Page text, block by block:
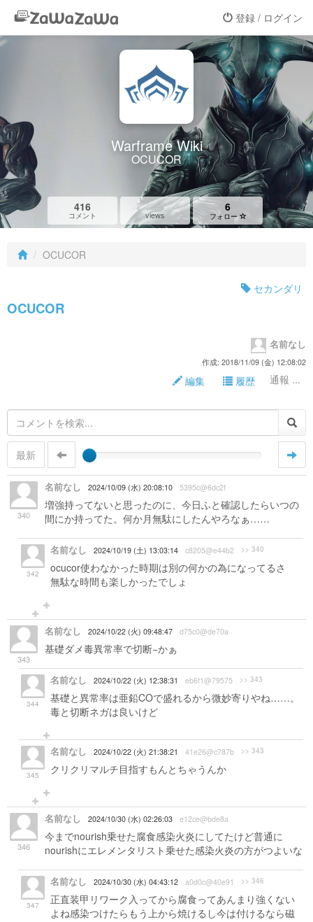
登録 / ログイン
Warframe Wiki
OCUCOR
416
コメント views
6
フォロー
OCUCOR
セカンダリ
OCUCOR
名前なし
作成: 2018/11/09 (金) 12:08:02
編集 履歴 通報 ...
最新
340
名前なし 2024/10/09 (水) 20:08:10 5395c@6dc2f
増強持ってないと思ったのに、今日ふと確認したらいつの
間にか持ってた。何か月無駄にしたんやろなぁ……
342
名前なし 2024/10/19 (土) 13:03:14 c8205@e44b2 >> 340
ocucor使わなかった時期は別の何かの為になってるさ
無駄な時間も楽しかったでしょ
343
名前なし 2024/10/22 (火) 09:48:47 d75c0@de70a
基礎ダメ毒異常率で切断−かぁ
344
名前なし 2024/10/22 (火) 12:38:31 eb6f1@79575 >> 343
基礎と異常率は亜鉛COで盛れるから微妙寄りやね……。
毒と切断ネガは良いけど
345
名前なし 2024/10/22 (火) 21:38:21 41e26@c787b >> 343
クリクリマルチ目指すもんとちゃうんか
346
名前なし 2024/10/30 (水) 02:26:03 e12ce@bde8a
今までnourish乗せた腐食感染火炎にしてたけど普通に
nourishにエレメンタリスト乗せた感染火炎の方がつよいな
347
名前なし 2024/10/30 (水) 04:43:12 a0d0c@40e91 >> 346
正直装甲リワーク入ってから腐食ってあんまり強くない
よね感染つけたらもう上から焼けるし今は付けるなら磁